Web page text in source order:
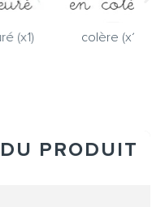
(x1) colère (x1)
PRODUIT